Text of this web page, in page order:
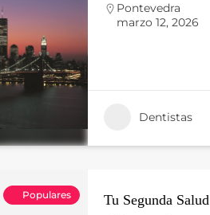
Pontevedra
marzo 12, 2026
Dentistas
Populares Tu Segunda Salud